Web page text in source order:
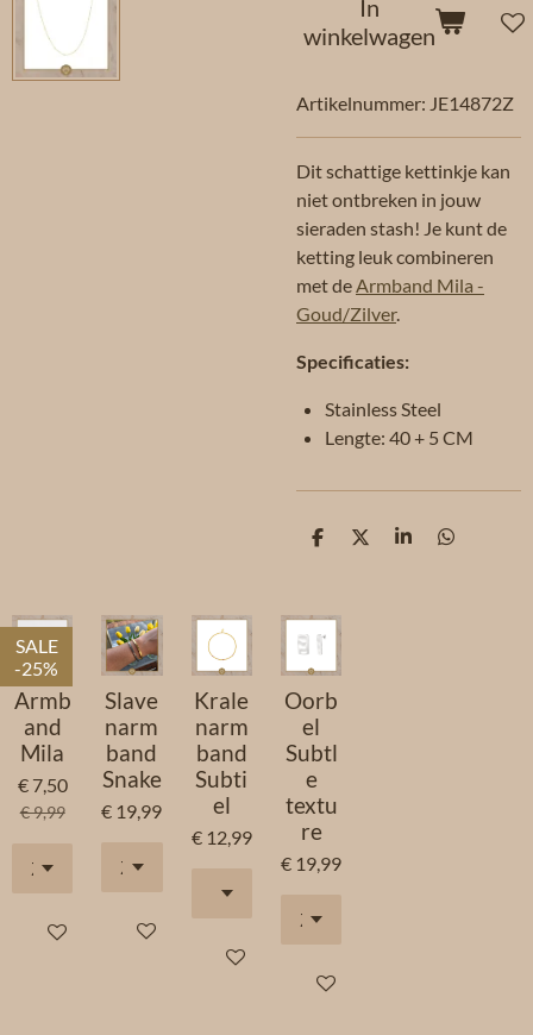
In
winkelwagen
Artikelnummer: JE14872Z
Dit schattige kettinkje kan
niet ontbreken in jouw
sieraden stash! Je kunt de
ketting leuk combineren
met deArmband Mila -
Goud/Zilver.
Specificaties:
Stainless Steel
Lengte: 40 + 5 CM
D
n
D
S
D
SALE
-25%
Armb
and
Mila
€ 7,50
€ 9,99
In winkelwagen
Slave
narm
band
Snake
€ 19,99
In winkelwagen
Krale
narm
band
Subti
el
€ 12,99
In winkelwagen
Oorb
el
Subtl
e
textu
re
€ 19,99
In winkelwagen